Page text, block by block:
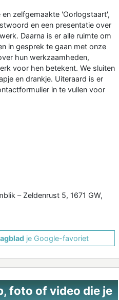
zelfgemaakte 'Oorlogstaart',
en een presentatie over
Daarna is er alle ruimte om
in gesprek te gaan met onze
hun werkzaamheden,
voor hen betekent. We sluiten
en drankje. Uiteraard is er
in te vullen voor
– Zeldenrust 5, 1671 GW,
je Google-favoriet
foto of video die je